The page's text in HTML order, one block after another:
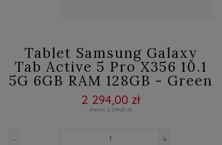
Tablet Samsung Galaxy
Tab Active 5 Pro X356 10.1
5G 6GB RAM 128GB - Green
2 294,00 zł
2 294,00 zł
- +